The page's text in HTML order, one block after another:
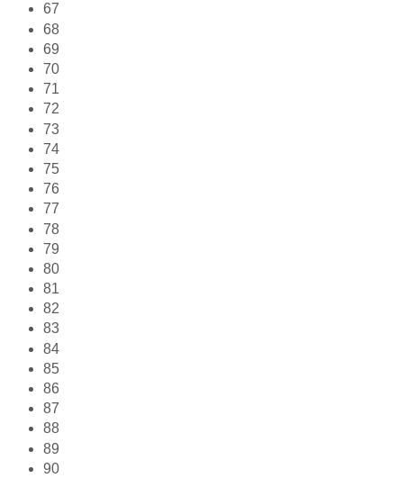
67
68
69
70
71
72
73
74
75
76
77
78
79
80
81
82
83
84
85
86
87
88
89
90